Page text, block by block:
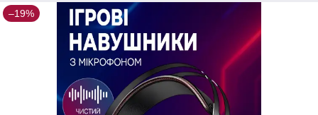
–19%